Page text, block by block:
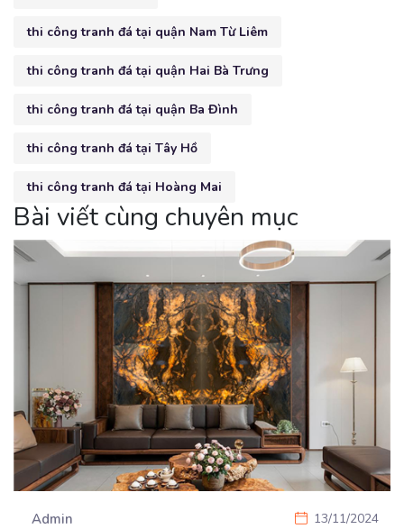
thi công tranh đá tại quận Nam Từ Liêm
thi công tranh đá tại quận Hai Bà Trưng
thi công tranh đá tại quận Ba Đình
thi công tranh đá tại Tây Hồ
thi công tranh đá tại Hoàng Mai
Bài viết cùng chuyên mục
Admin 13/11/2024